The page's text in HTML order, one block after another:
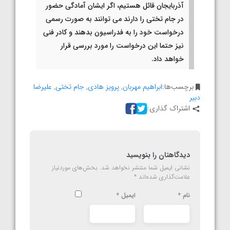
آذربایجان قائل هستیم، اگر ایشان آمادگی حضور
در جام تختی را دارند می توانند به صورت رسمی
درخواست خود را به فدراسیون بدهند و کادر فنی
نیز حتما این درخواست را مورد بررسی قرار
خواهد داد.
برچسب‌ها:ابراهیم مهربان,پرویز هادی, جام تختی, علیرضا
دبیر
اشتراک گذاری:
دیدگاهتان را بنویسید
نشانی ایمیل شما منتشر نخواهد شد. بخش‌های موردنیاز
علامت‌گذاری شده‌اند *
نام * ایمیل *